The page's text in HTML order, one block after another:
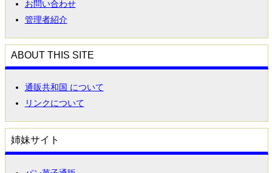
お問い合わせ
管理者紹介
ABOUT THIS SITE
通販共和国 について
リンクについて
姉妹サイト